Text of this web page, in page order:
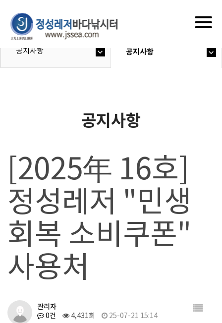
공지사항 공지사항
공지사항
[2025年 16호]
정성레저 "민생
회복 소비쿠폰"
사용처
관리자
0건 4,431회 25-07-21 15:14